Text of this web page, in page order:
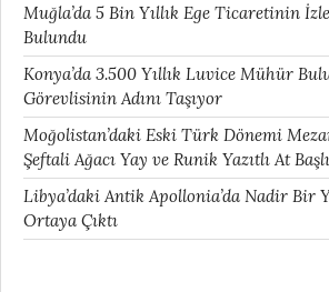
Muğla’da 5 Bin Yıllık Ege Ticaretinin
Bulundu
Konya’da 3.500 Yıllık Luvice Mühür
Görevlisinin Adını Taşıyor
Moğolistan’daki Eski Türk Dönemi
Şeftali Ağacı Yay ve Runik Yazıtlı At
Libya’daki Antik Apollonia’da Nadir Bir
Ortaya Çıktı